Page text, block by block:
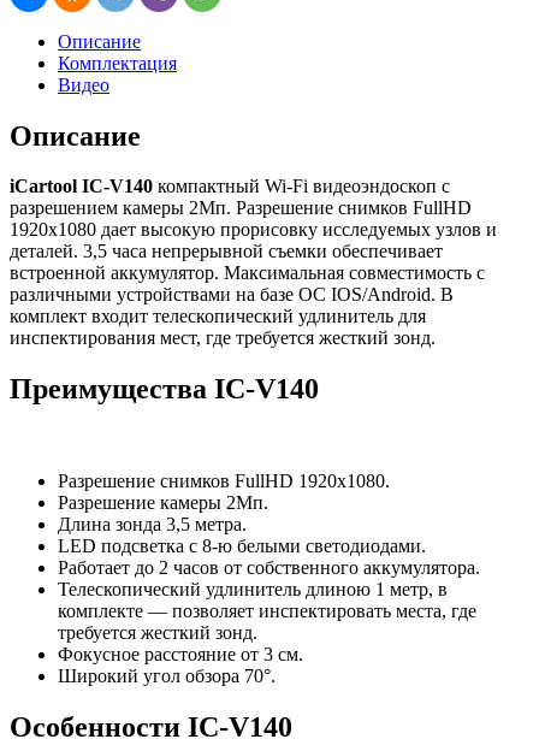
Описание
Комплектация
Видео
Описание
iCartool IC-V140 компактный Wi-Fi видеоэндоскоп с
разрешением камеры 2Мп. Разрешение снимков FullHD
1920х1080 дает высокую прорисовку исследуемых узлов и
деталей. 3,5 часа непрерывной съемки обеспечивает
встроенной аккумулятор. Максимальная совместимость с
различными устройствами на базе ОС IOS/Android. В
комплект входит телескопический удлинитель для
инспектирования мест, где требуется жесткий зонд.
Преимущества IC-V140
Разрешение снимков FullHD 1920х1080.
Разрешение камеры 2Мп.
Длина зонда 3,5 метра.
LED подсветка с 8-ю белыми светодиодами.
Работает до 2 часов от собственного аккумулятора.
Телескопический удлинитель длиною 1 метр, в
комплекте — позволяет инспектировать места, где
требуется жесткий зонд.
Фокусное расстояние от 3 см.
Широкий угол обзора 70°.
Особенности IC-V140